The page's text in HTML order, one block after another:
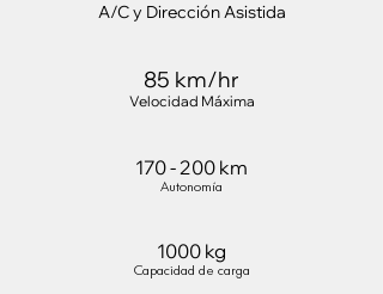
A/C y Dirección Asistida
85 km/hr
Velocidad Máxima
170 - 200 km
Autonomía
1000 kg
Capacidad de carga